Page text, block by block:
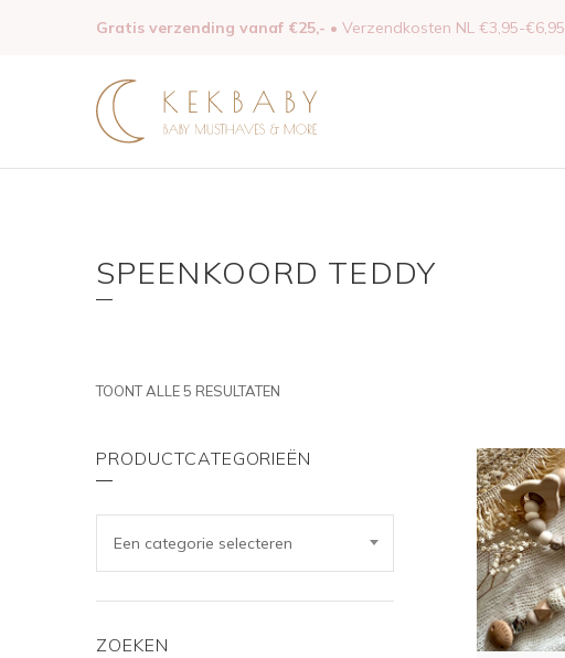
Gratis verzending vanaf €25,- • Verzendkosten NL €3,95-€6,95
SPEENKOORD TEDDY
TOONT ALLE 5 RESULTATEN
PRODUCTCATEGORIEËN
Een categorie selecteren
ZOEKEN